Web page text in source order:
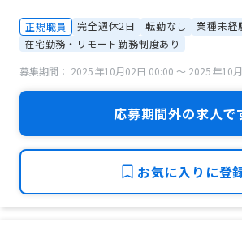
正規職員 完全週休2日 転勤なし 業種未経
在宅勤務・リモート勤務制度あり
募集期間： 2025年10月02日 00:00 〜 2025年10
応募期間外の求人で
お気に入りに登